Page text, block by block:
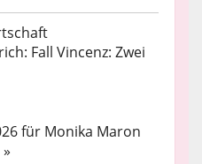
Fall Vincenz: Zwei
für Monika Maron